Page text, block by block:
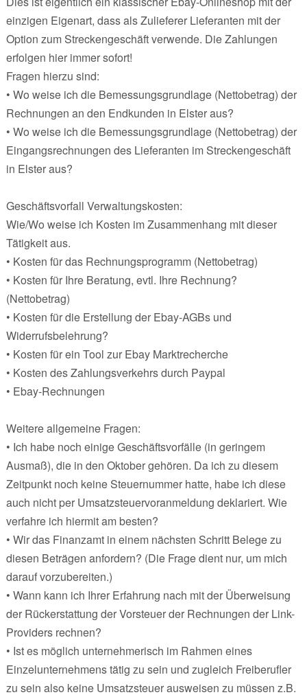
einzigen Eigenart, dass als Zulieferer Lieferanten mit der
Option zum Streckengeschäft verwende. Die Zahlungen
erfolgen hier immer sofort!
Fragen hierzu sind:
• Wo weise ich die Bemessungsgrundlage (Nettobetrag) der
Rechnungen an den Endkunden in Elster aus?
• Wo weise ich die Bemessungsgrundlage (Nettobetrag) der
Eingangsrechnungen des Lieferanten im Streckengeschäft
in Elster aus?
Geschäftsvorfall Verwaltungskosten:
Wie/Wo weise ich Kosten im Zusammenhang mit dieser
Tätigkeit aus.
• Kosten für das Rechnungsprogramm (Nettobetrag)
• Kosten für Ihre Beratung, evtl. Ihre Rechnung?
(Nettobetrag)
• Kosten für die Erstellung der Ebay-AGBs und
Widerrufsbelehrung?
• Kosten für ein Tool zur Ebay Marktrecherche
• Kosten des Zahlungsverkehrs durch Paypal
• Ebay-Rechnungen
Weitere allgemeine Fragen:
• Ich habe noch einige Geschäftsvorfälle (in geringem
Ausmaß), die in den Oktober gehören. Da ich zu diesem
Zeitpunkt noch keine Steuernummer hatte, habe ich diese
auch nicht per Umsatzsteuervoranmeldung deklariert. Wie
verfahre ich hiermit am besten?
• Wir das Finanzamt in einem nächsten Schritt Belege zu
diesen Beträgen anfordern? (Die Frage dient nur, um mich
darauf vorzubereiten.)
• Wann kann ich Ihrer Erfahrung nach mit der Überweisung
der Rückerstattung der Vorsteuer der Rechnungen der Link-
Providers rechnen?
• Ist es möglich unternehmerisch im Rahmen eines
Einzelunternehmens tätig zu sein und zugleich Freiberufler
zu sein also keine Umsatzsteuer ausweisen zu müssen z.B.